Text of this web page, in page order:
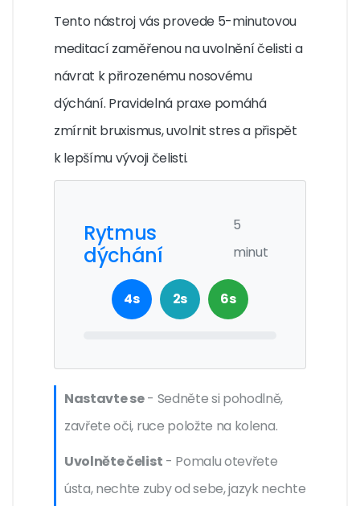
Tento nástroj vás provede 5-minutovou
meditací zaměřenou na uvolnění čelisti a
návrat k přirozenému nosovému
dýchání. Pravidelná praxe pomáhá
zmírnit bruxismus, uvolnit stres a přispět
k lepšímu vývoji čelisti.
Rytmus
dýchání
5
minut
4s 2s 6s
Nastavte se- Sedněte si pohodlně,
zavřete oči, ruce položte na kolena.
Uvolněte čelist - Pomalu otevřete
ústa, nechte zuby od sebe, jazyk nechte